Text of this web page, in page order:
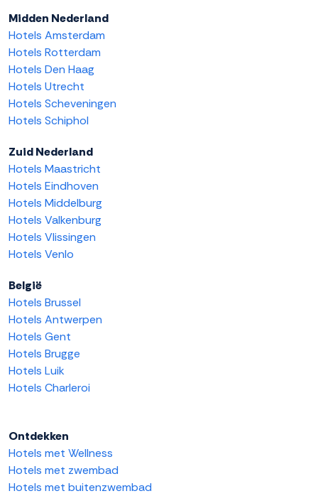
Midden Nederland
Hotels Amsterdam
Hotels Rotterdam
Hotels Den Haag
Hotels Utrecht
Hotels Scheveningen
Hotels Schiphol
Zuid Nederland
Hotels Maastricht
Hotels Eindhoven
Hotels Middelburg
Hotels Valkenburg
Hotels Vlissingen
Hotels Venlo
België
Hotels Brussel
Hotels Antwerpen
Hotels Gent
Hotels Brugge
Hotels Luik
Hotels Charleroi
Ontdekken
Hotels met Wellness
Hotels met zwembad
Hotels met buitenzwembad